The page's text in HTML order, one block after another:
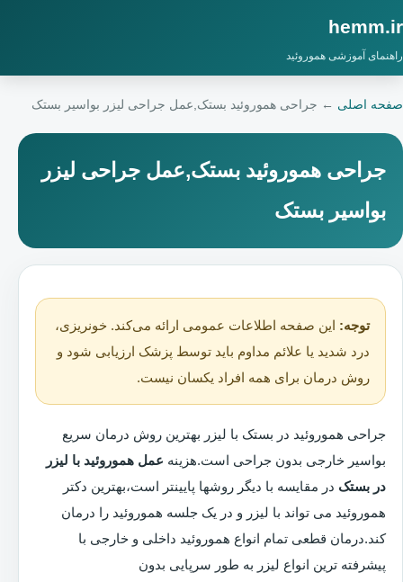
hemm.ir
راهنمای آموزشی هموروئید
صفحه اصلی ← جراحی هموروئید بستک,عمل جراحی لیزر بواسیر بستک
جراحی هموروئید بستک,عمل جراحی لیزر
بواسیر بستک
توجه: این صفحه اطلاعات عمومی ارائه می‌کند. خونریزی،
درد شدید یا علائم مداوم باید توسط پزشک ارزیابی شود و
روش درمان برای همه افراد یکسان نیست.
جراحی هموروئید در بستک با لیزر بهترین روش درمان سریع
بواسیر خارجی بدون جراحی است.هزینه عمل هموروئید با لیزر
در بستک در مقایسه با دیگر روشها پایینتر است،بهترین دکتر
هموروئید می تواند با لیزر و در یک جلسه هموروئید را درمان
کند.درمان قطعی تمام انواع هموروئید داخلی و خارجی با
پیشرفته ترین انواع لیزر به طور سرپایی بدون